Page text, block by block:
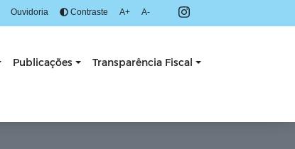
Ouvidoria Contraste A+ A-
Publicações Transparência Fiscal